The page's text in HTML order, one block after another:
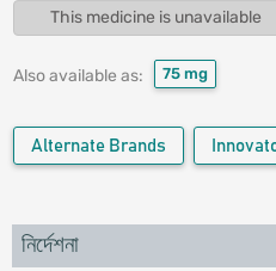
This medicine is unavailable
Also available as: 75 mg
Alternate Brands
নির্দেশনা